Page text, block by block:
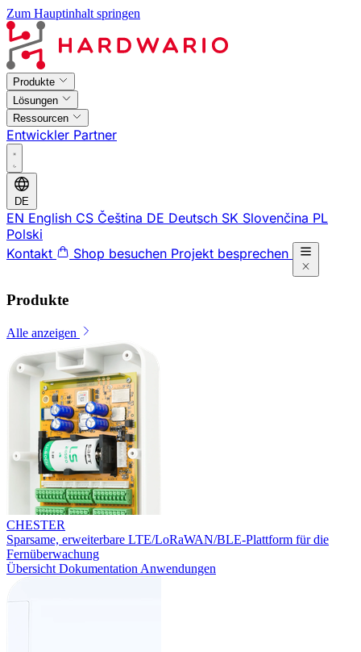
Zum Hauptinhalt springen
Produkte
Lösungen
Ressourcen
Entwickler Partner
DE
EN English CS Čeština DE Deutsch SK Slovenčina PL
Polski
Kontakt
Shop besuchen Projekt besprechen
Produkte
Alle anzeigen
CHESTER
Sparsame, erweiterbare LTE/LoRaWAN/BLE-Plattform für die
Fernüberwachung
Übersicht Dokumentation Anwendungen